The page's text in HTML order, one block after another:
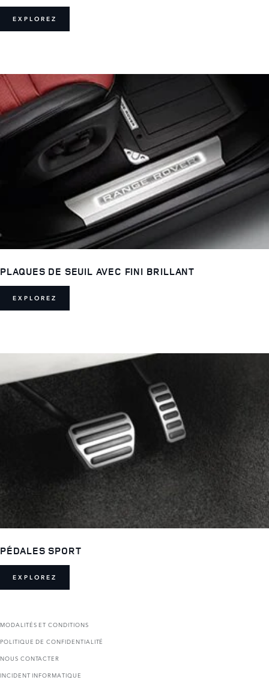
EXPLOREZ
PLAQUES DE SEUIL AVEC FINI BRILLANT
EXPLOREZ
PÉDALES SPORT
EXPLOREZ
MODALITÉS ET CONDITIONS
POLITIQUE DE CONFIDENTIALITÉ
NOUS CONTACTER
INCIDENT INFORMATIQUE